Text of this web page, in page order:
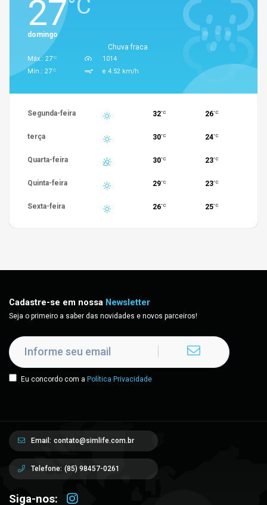
27°C
Chuva fraca
domingo
Máx.: 27°C
Mín.: 27°C
1014
e 4.52 km/h
Segunda-feira 32°C 26°C
terça 30°C 24°C
Quarta-feira 30°C 23°C
Quinta-feira 29°C 23°C
Sexta-feira 26°C 25°C
Cadastre-se em nossa Newsletter
Seja o primeiro a saber das novidades e novos parceiros!
Eu concordo com a Política Privacidade
Email: contato@simlife.com.br
Telefone: (85) 98457-0261
Siga-nos: